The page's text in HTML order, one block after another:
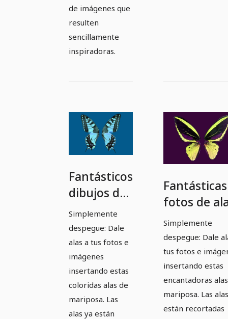
de imágenes que
resulten
sencillamente
inspiradoras.
Fantásticos
dibujos de
alas de
mariposa
de colores
Simplemente
despegue: Dale
alas a tus fotos e
imágenes
insertando estas
coloridas alas de
mariposa. Las
alas ya están
Fantásticas
fotos de
de
Simplemente
despegue: Dale
tus fotos e
insertando estas
encantadoras
mariposa. Las
están recortadas